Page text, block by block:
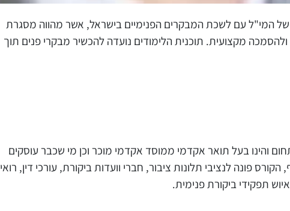
של המי"ל עם לשכת המבקרים הפנימיים בישראל, אשר מהווה מסגרת
מקצועית. תוכנית הלימודים נועדה להכשיר מבקרי פנים תוך
והינו בעל תואר אקדמי ממוסד אקדמי מוכר וכן מי שכבר עוסקים
פונה לנציבי תלונות ציבור, חברי וועדות ביקורת, עורכי דין, רואי
תפקידי ביקורת פנימית.